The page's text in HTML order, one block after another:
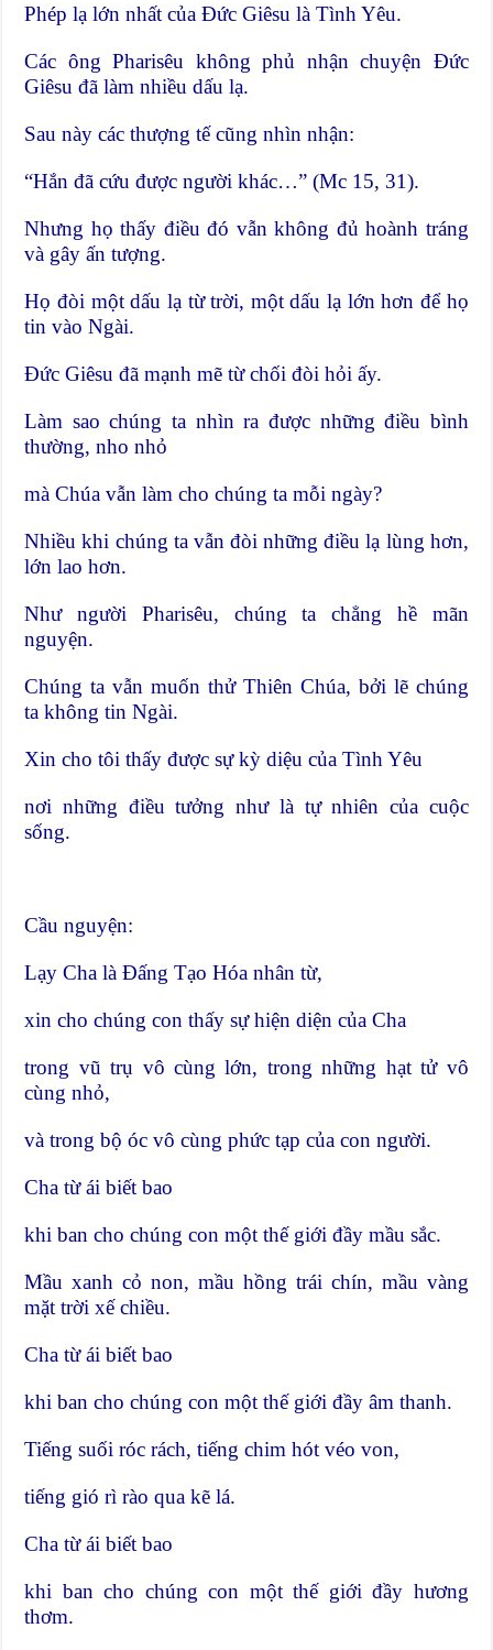
Phép lạ lớn nhất của Đức Giêsu là Tình Yêu.
Các ông Pharisêu không phủ nhận chuyện Đức
Giêsu đã làm nhiều dấu lạ.
Sau này các thượng tế cũng nhìn nhận:
“Hắn đã cứu được người khác…” (Mc 15, 31).
Nhưng họ thấy điều đó vẫn không đủ hoành tráng
và gây ấn tượng.
Họ đòi một dấu lạ từ trời, một dấu lạ lớn hơn để họ
tin vào Ngài.
Đức Giêsu đã mạnh mẽ từ chối đòi hỏi ấy.
Làm sao chúng ta nhìn ra được những điều bình
thường, nho nhỏ
mà Chúa vẫn làm cho chúng ta mỗi ngày?
Nhiều khi chúng ta vẫn đòi những điều lạ lùng hơn,
lớn lao hơn.
Như người Pharisêu, chúng ta chẳng hề mãn
nguyện.
Chúng ta vẫn muốn thử Thiên Chúa, bởi lẽ chúng
ta không tin Ngài.
Xin cho tôi thấy được sự kỳ diệu của Tình Yêu
nơi những điều tưởng như là tự nhiên của cuộc
sống.
Cầu nguyện:
Lạy Cha là Đấng Tạo Hóa nhân từ,
xin cho chúng con thấy sự hiện diện của Cha
trong vũ trụ vô cùng lớn, trong những hạt tử vô
cùng nhỏ,
và trong bộ óc vô cùng phức tạp của con người.
Cha từ ái biết bao
khi ban cho chúng con một thế giới đầy mầu sắc.
Mầu xanh cỏ non, mầu hồng trái chín, mầu vàng
mặt trời xế chiều.
Cha từ ái biết bao
khi ban cho chúng con một thế giới đầy âm thanh.
Tiếng suối róc rách, tiếng chim hót véo von,
tiếng gió rì rào qua kẽ lá.
Cha từ ái biết bao
khi ban cho chúng con một thế giới đầy hương
thơm.